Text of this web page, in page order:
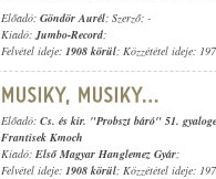
Előadó: Göndör Aurél; Szerző: -
Kiadó:Jumbo-Record;
Felvétel ideje: 1908 körül; Közzététel ideje:
Előadó: Cs. és kir. "Probszt báró" 51.
Frantisek Kmoch
Kiadó: Első Magyar Hanglemez Gyár;
Felvétel ideje: 1908 körül; Közzététel ideje: